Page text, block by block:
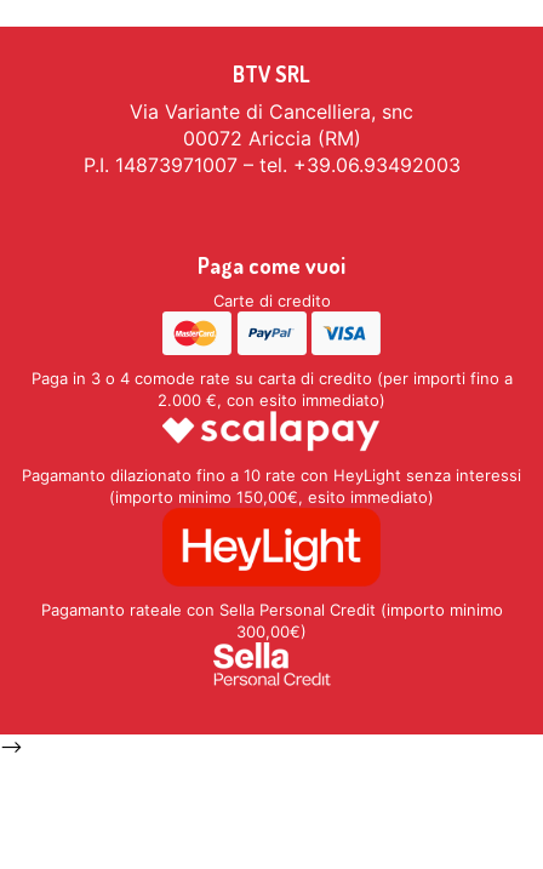
BTV SRL
Via Variante di Cancelliera, snc
00072 Ariccia (RM)
P.I. 14873971007 – tel. +39.06.93492003
Paga come vuoi
Carte di credito
Paga in 3 o 4 comode rate su carta di credito (per importi fino a
2.000 €, con esito immediato)
Pagamanto dilazionato fino a 10 rate con HeyLight senza interessi
(importo minimo 150,00€, esito immediato)
Pagamanto rateale con Sella Personal Credit (importo minimo
300,00€)
-->